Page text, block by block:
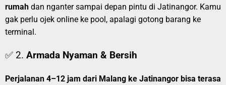
rumah dan nganter sampai depan pintu di Jatinangor. Kamu
gak perlu ojek online ke pool, apalagi gotong barang ke
terminal.
✅ 2. Armada Nyaman & Bersih
Perjalanan 4–12 jam dari Malang ke Jatinangor bisa terasa